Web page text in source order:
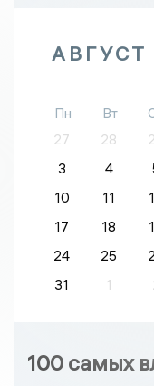
АВГУСТ
Пн Вт
27
28
3
4
10
11
17
18
24
25
31
1
100 самых